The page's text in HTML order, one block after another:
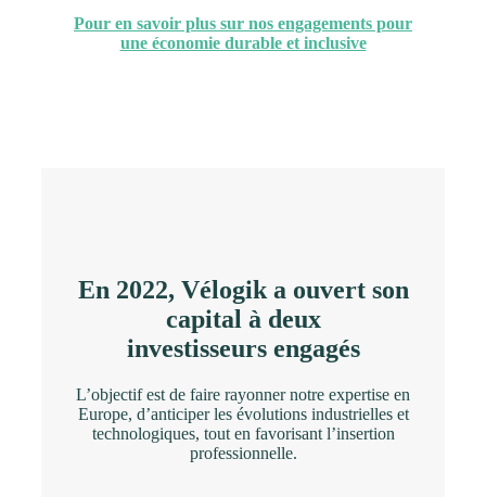
Pour en savoir plus sur nos engagements pour
une économie durable et inclusive
En 2022, Vélogik a ouvert son
capital à deux
investisseurs engagés
L’objectif est de faire rayonner notre expertise en
Europe, d’anticiper les évolutions industrielles et
technologiques, tout en favorisant l’insertion
professionnelle.